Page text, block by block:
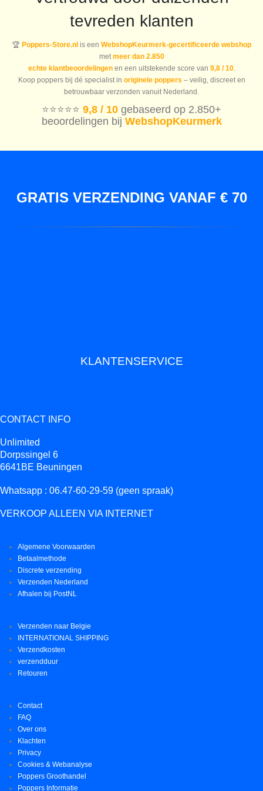
tevreden klanten
🏆 Poppers-Store.nlis een WebshopKeurmerk-gecertificeerde webshop
met meer dan 2.850
echte klantbeoordelingenen een uitstekende score van 9,8 / 10.
Koop poppers bij dé specialist in originele poppers – veilig, discreet en
betrouwbaar verzonden vanuit Nederland.
⭐️⭐️⭐️⭐️⭐️ 9,8 / 10 gebaseerd op 2.850+
beoordelingen bij WebshopKeurmerk
GRATIS VERZENDING VANAF € 70
KLANTENSERVICE
CONTACT INFO
Unlimited
Dorpssingel 6
6641BE Beuningen
Whatsapp : 06.47-60-29-59 (geen spraak)
VERKOOP ALLEEN VIA INTERNET
Algemene Voorwaarden
Betaalmethode
Discrete verzending
Verzenden Nederland
Afhalen bij PostNL
Verzenden naar Belgie
INTERNATIONAL SHIPPING
Verzendkosten
verzendduur
Retouren
Contact
FAQ
Over ons
Klachten
Privacy
Cookies & Webanalyse
Poppers Groothandel
Poppers Informatie